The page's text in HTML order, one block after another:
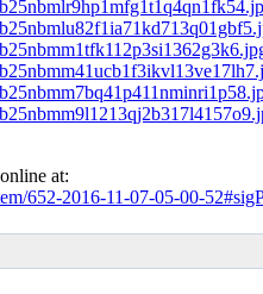
at:
652-2016-11-07-05-00-